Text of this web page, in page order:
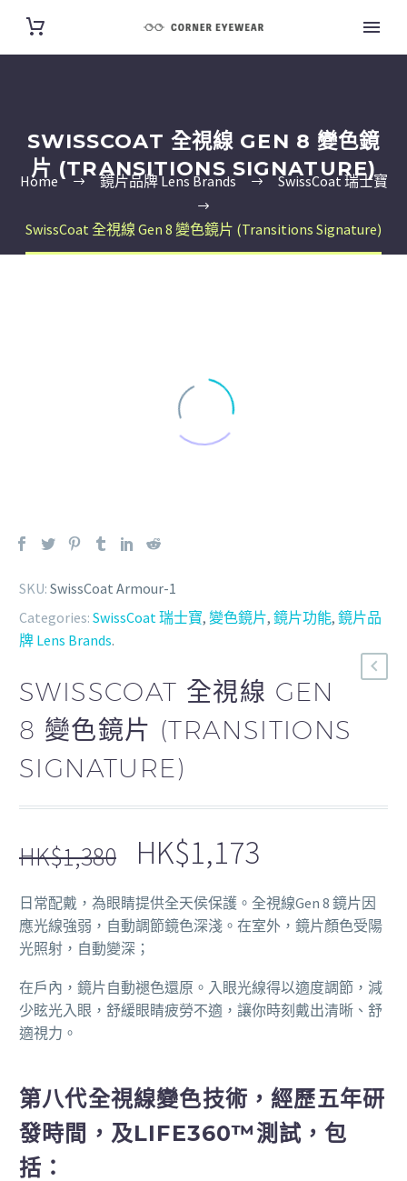
SWISSCOAT 全視線 GEN 8 變色鏡
片 (TRANSITIONS SIGNATURE)
Home 鏡片品牌 Lens Brands SwissCoat 瑞士寶
SwissCoat 全視線 Gen 8 變色鏡片 (Transitions Signature)
SKU: SwissCoat Armour-1
Categories: SwissCoat 瑞士寶, 變色鏡片, 鏡片功能, 鏡片品
牌 Lens Brands.
SWISSCOAT 全視線 GEN
8 變色鏡片 (TRANSITIONS
SIGNATURE)
HK$1,380 HK$1,173
日常配戴，為眼睛提供全天侯保護。全視線Gen 8 鏡片因
應光線強弱，自動調節鏡色深淺。在室外，鏡片顏色受陽
光照射，自動變深；
在戶內，鏡片自動褪色還原。入眼光線得以適度調節，減
少眩光入眼，舒緩眼睛疲勞不適，讓你時刻戴出清晰、舒
適視力。
第八代全視線變色技術，經歷五年研
發時間，及LIFE360™測試，包
括：